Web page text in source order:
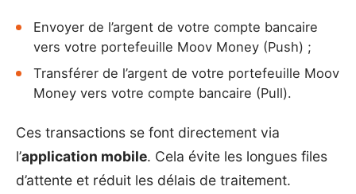
Envoyer de l’argent de votre compte bancaire
vers votre portefeuille Moov Money (Push) ;
Transférer de l’argent de votre portefeuille Moov
Money vers votre compte bancaire (Pull).
Ces transactions se font directement via
l’application mobile. Cela évite les longues files
d’attente et réduit les délais de traitement.